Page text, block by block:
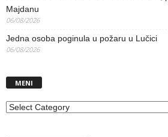
Majdanu
06/08/2026
Jedna osoba poginula u požaru u Lučici
06/08/2026
MENI
MENI